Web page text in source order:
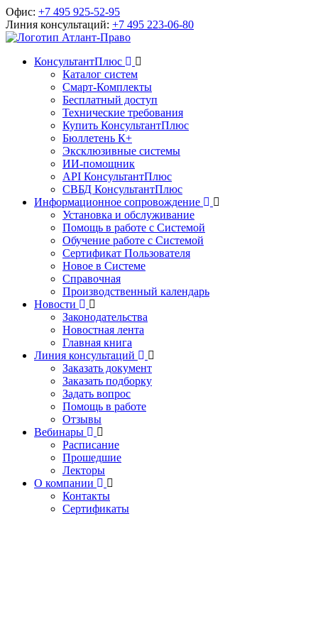
Офис: +7 495 925-52-95
Линия консультаций: +7 495 223-06-80
КонсультантПлюс
Каталог систем
Смарт-Комплекты
Бесплатный доступ
Технические требования
Купить КонсультантПлюс
Бюллетень К+
Эксклюзивные системы
ИИ-помощник
API КонсультантПлюс
СВБД КонсультантПлюс
Информационное сопровождение
Установка и обслуживание
Помощь в работе с Системой
Обучение работе с Системой
Сертификат Пользователя
Новое в Системе
Справочная
Производственный календарь
Новости
Законодательства
Новостная лента
Главная книга
Линия консультаций
Заказать документ
Заказать подборку
Задать вопрос
Помощь в работе
Отзывы
Вебинары
Расписание
Прошедшие
Лекторы
О компании
Контакты
Сертификаты